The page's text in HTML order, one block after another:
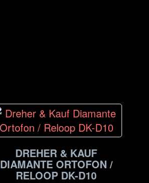
DREHER & KAUF
DIAMANTE ORTOFON /
RELOOP DK-D10